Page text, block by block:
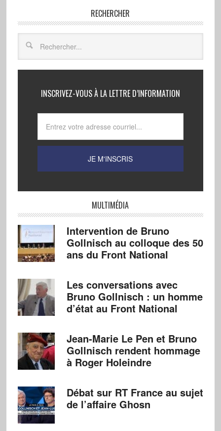
RECHERCHER
INSCRIVEZ-VOUS À LA LETTRE D’INFORMATION
MULTIMÉDIA
Intervention de Bruno
Gollnisch au colloque des 50
ans du Front National
Les conversations avec
Bruno Gollnisch : un homme
d’état au Front National
Jean-Marie Le Pen et Bruno
Gollnisch rendent hommage
à Roger Holeindre
Débat sur RT France au sujet
de l’affaire Ghosn